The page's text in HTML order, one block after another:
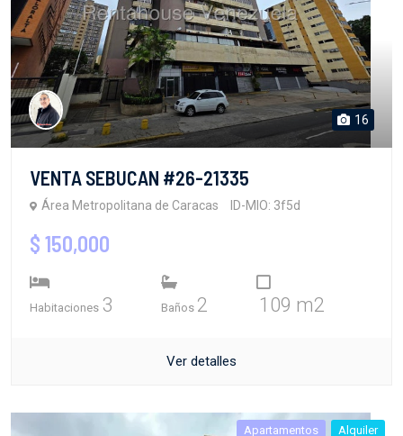
16
VENTA SEBUCAN #26-21335
Área Metropolitana de Caracas ID-MIO: 3f5d
$ 150,000
Habitaciones 3 Baños 2 109 m2
Ver detalles
Apartamentos Alquiler